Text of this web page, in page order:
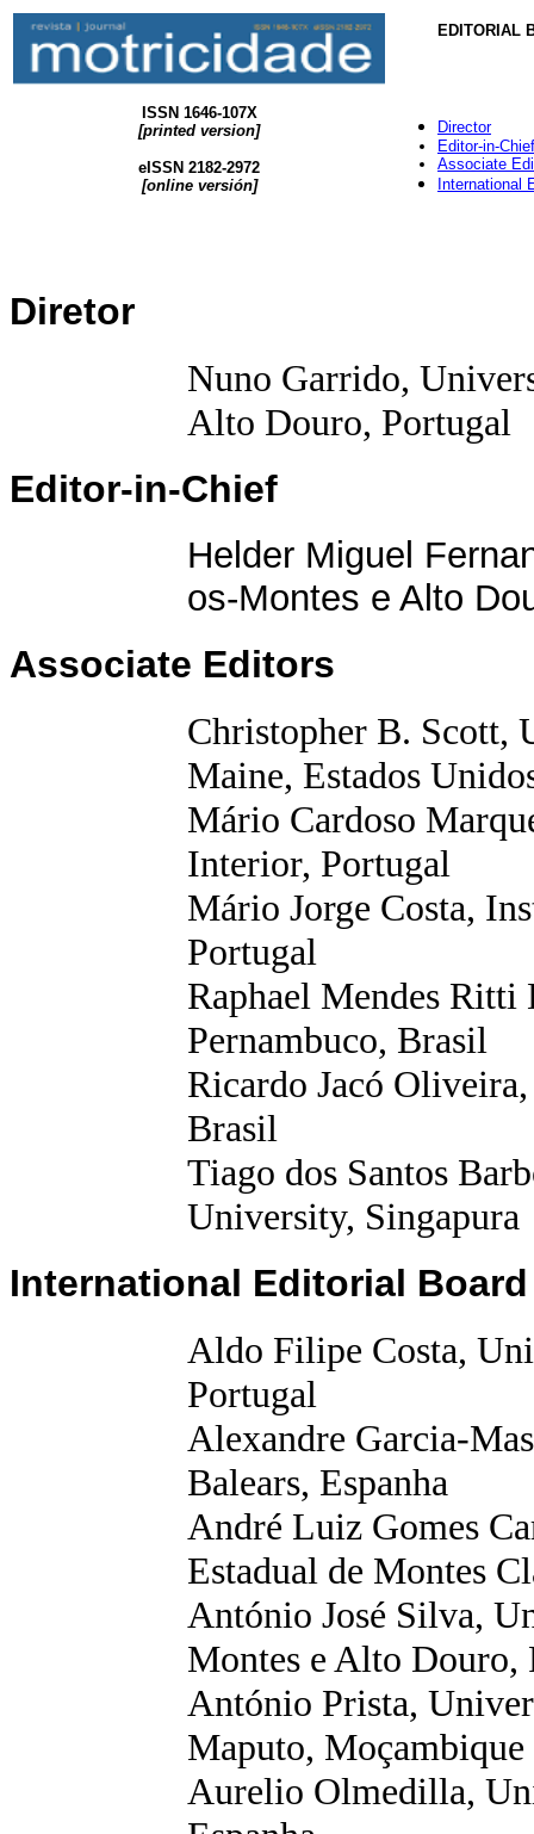
ISSN 1646-107X
[printed version]
eISSN 2182-2972
[online versión]
EDITORIAL
Director
Editor-in-Chief
Associate
International
Diretor
Nuno Garrido,
Alto Douro, Portugal
Editor-in-Chief
Helder Miguel
os-Montes e Alto
Associate Editors
Christopher B. Scott,
Maine, Estados
Mário Cardoso
Interior, Portugal
Mário Jorge Costa,
Portugal
Raphael Mendes Ritti
Pernambuco, Brasil
Ricardo Jacó
Brasil
Tiago dos Santos
University, Singapura
International Editorial Board
Aldo Filipe Costa,
Portugal
Alexandre Garcia-
Balears, Espanha
André Luiz Gomes
Estadual de Montes
António José Silva,
Montes e Alto Douro,
António Prista,
Maputo, Moçambique
Aurelio Olmedilla,